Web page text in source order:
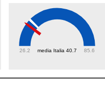
media Italia 40.7
26.2 85.6